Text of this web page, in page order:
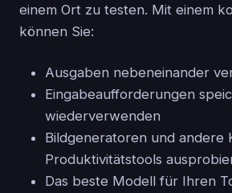
einem Ort zu testen. Mit einem
können Sie:
Ausgaben nebeneinander
Eingabeaufforderungen
wiederverwenden
Bildgeneratoren und andere
Produktivitätstools
Das beste Modell für Ihren